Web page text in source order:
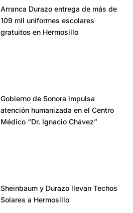
Arranca Durazo entrega de más de
109 mil uniformes escolares
gratuitos en Hermosillo
Gobierno de Sonora impulsa
atención humanizada en el Centro
Médico “Dr. Ignacio Chávez”
Sheinbaum y Durazo llevan Techos
Solares a Hermosillo